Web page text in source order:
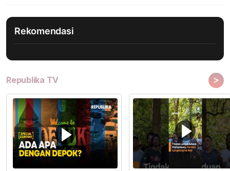
Rekomendasi
Republika TV >